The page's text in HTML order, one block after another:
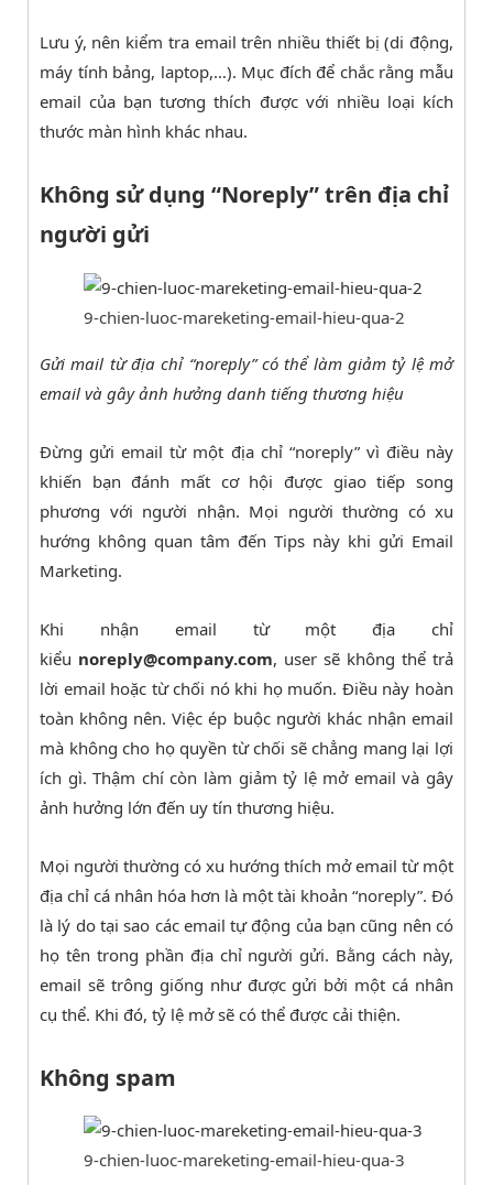
Lưu ý, nên kiểm tra email trên nhiều thiết bị (di động,
máy tính bảng, laptop,…). Mục đích để chắc rằng mẫu
email của bạn tương thích được với nhiều loại kích
thước màn hình khác nhau.
Không sử dụng “Noreply” trên địa chỉ
người gửi
9-chien-luoc-mareketing-email-hieu-qua-2
Gửi mail từ địa chỉ “noreply” có thể làm giảm tỷ lệ mở
email và gây ảnh hưởng danh tiếng thương hiệu
Đừng gửi email từ một địa chỉ “noreply” vì điều này
khiến bạn đánh mất cơ hội được giao tiếp song
phương với người nhận. Mọi người thường có xu
hướng không quan tâm đến Tips này khi gửi Email
Marketing.
Khi nhận email từ một địa chỉ
kiểu noreply@company.com, user sẽ không thể trả
lời email hoặc từ chối nó khi họ muốn. Điều này hoàn
toàn không nên. Việc ép buộc người khác nhận email
mà không cho họ quyền từ chối sẽ chẳng mang lại lợi
ích gì. Thậm chí còn làm giảm tỷ lệ mở email và gây
ảnh hưởng lớn đến uy tín thương hiệu.
Mọi người thường có xu hướng thích mở email từ một
địa chỉ cá nhân hóa hơn là một tài khoản “noreply”. Đó
là lý do tại sao các email tự động của bạn cũng nên có
họ tên trong phần địa chỉ người gửi. Bằng cách này,
email sẽ trông giống như được gửi bởi một cá nhân
cụ thể. Khi đó, tỷ lệ mở sẽ có thể được cải thiện.
Không spam
9-chien-luoc-mareketing-email-hieu-qua-3